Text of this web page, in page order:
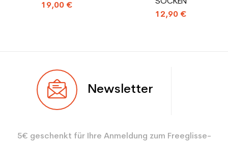
19,00 €
SOCKEN
12,90 €
Newsletter
5€ geschenkt für Ihre Anmeldung zum Freeglisse-